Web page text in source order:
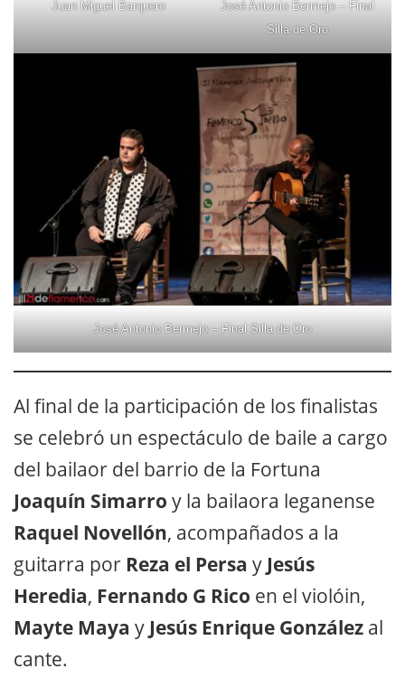
Juan Miguel Barquero
José Antonio Bermejo – Final
Silla de Oro
José Antonio Bermejo – Final Silla de Oro
Al final de la participación de los finalistas
se celebró un espectáculo de baile a cargo
del bailaor del barrio de la Fortuna
Joaquín Simarro y la bailaora leganense
Raquel Novellón, acompañados a la
guitarra por Reza el Persa y Jesús
Heredia, Fernando G Rico en el violóin,
Mayte Maya y Jesús Enrique González al
cante.